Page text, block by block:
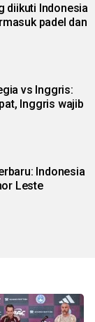
diikuti Indonesia
padel dan
vs Inggris:
Inggris wajib
Indonesia
Leste